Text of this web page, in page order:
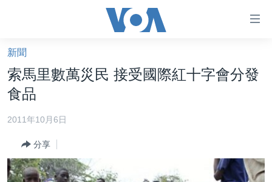
礙
鏈
接
轉
容
跳
美國大選2024
美中關係
海外港人
新聞
索馬里數萬災民 接受國際紅十字會分發
食品
2011年10月6日
分享